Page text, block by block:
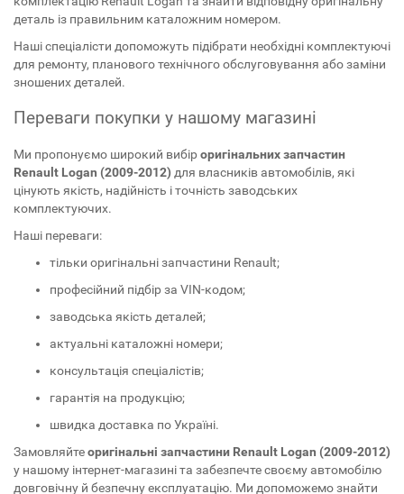
деталь із правильним каталожним номером.
Наші спеціалісти допоможуть підібрати необхідні комплектуючі
для ремонту, планового технічного обслуговування або заміни
зношених деталей.
Переваги покупки у нашому магазині
Ми пропонуємо широкий вибіроригінальних запчастин
Renault Logan (2009-2012) для власників автомобілів, які
цінують якість, надійність і точність заводських
комплектуючих.
Наші переваги:
тільки оригінальні запчастини Renault;
професійний підбір за VIN-кодом;
заводська якість деталей;
актуальні каталожні номери;
консультація спеціалістів;
гарантія на продукцію;
швидка доставка по Україні.
Замовляйтеоригінальні запчастини Renault Logan (2009-2012)
у нашому інтернет-магазині та забезпечте своєму автомобілю
довговічну й безпечну експлуатацію. Ми допоможемо знайти